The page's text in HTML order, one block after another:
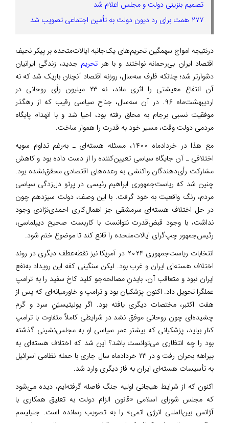
تصمیم بنزینی دولت و مجلس اعلام شد
۲۷۷ همت برای رد دیون دولت به تأمین اجتماعی تصویب شد
درنتیجه امواج سهمگین تحریم‌های یک‌جانبه ایالات‌متحده بر پیکر نحیف
اقتصاد ایران بی‌رحمانه نواختند و با هر تحریم جدید، زندگی ایرانیان
دشوارتر شد؛ چنانکه ظرف سه‌سال، روزنه اقتصاد آنچنان باریک شد که نه
آن انتفاع معیشتی را اثری ماند، نه ۲۳ میلیون رأی روحانی در
اردیبهشت‌ماه ۹۶. در آن سه‌سال، جناح سیاسی رقیب که از رهگذر
موفقیت نسبی برجام به محاق رفته بود، احیا شد و با انهدام پایگاه
مردمی دولت وقت، مسیر خود به قدرت را هموار ساخت.
مع هذا در خردادماه ۱۴۰۰، مسئله هسته‌ای ـ به‌رغم تداوم سویه
اختلافی ـ آن جایگاه سیاسی تعیین‌کننده را از دست داده بود و کاهش
مشارکت رأی‌دهندگان واکنشی به وعده‌های اقتصادی محقق‌نشده بود.
چنین شد که ریاست‌جمهوری ابراهیم رئیسی در پرتو دل‌زدگی سیاسی
مردم، رنگ واقعیت به خود گرفت. با این وصف، دولت سیزدهم چون
در حل اختلاف هسته‌ای سرمشقی جز اهمال‌کاری احمدی‌نژادی وجود
نداشت، با وجود قبض‌قدرت نتوانست با کاربست صحیح دیپلماسی،
رئیس‌جمهور چپ‌گرای ایالات‌متحده را قانع کند تا موضوع ختم شود.
انتخابات ریاست‌جمهوری ۲۰۲۴ در آمریکا نیز نقطه‌عطف دیگری در روند
اختلاف هسته‌ای ایران و غرب بود. لیکن سنگینی کفه این رویداد به‌نفع
ایران نبود و متعاقب آن، بایدنِ مصالحه‌جو کلید کاخ سفید را به ترامپ
عملگرا تحویل داد. اکنون پزشکیان بود و ترامپ و خاورمیانه‌ای که پس از
هفت اکتبر، مختصات دیگری یافته بود. اگر پولیتیسیَنِ سرد و گرم
چشیده‌ای چون روحانی موفق نشد در شرایطی کاملاً متفاوت با ترامپ
کنار بیاید، پزشکیانی که بیشتر عمر سیاسی او به مجلس‌نشینی گذشته
بود را چه انتظاری می‌توانست باشد؟ این شد که اختلاف هسته‌ای به
بیراهه بحران رفت و در ۲۳ خردادماه سال جاری با حمله نظامی اسرائیل
به تأسیسات هسته‌ای ایران به فاز دیگری وارد شد.
اکنون که از شرایط هیجانی اولیه جنگ فاصله گرفته‌ایم، دیده می‌شود
که مجلس شورای اسلامی «قانون الزام دولت به تعلیق همکاری با
آژانس بین‌المللی انرژی اتمی» را به تصویب رسانده است. جلیلیسم